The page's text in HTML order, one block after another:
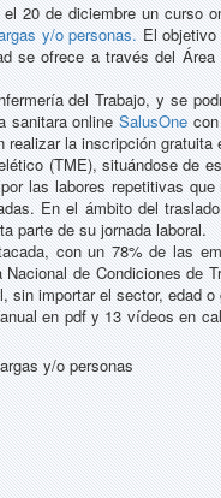
20 de diciembre un curso
y/o personas. El
se ofrece a través del
del Trabajo, y se
sanitara onlineSalusOne
realizar la inscripción gratuita
(TME), situándose de
las labores repetitivas
En el ámbito del
parte de su jornada laboral.
con un 78% de las
de Condiciones de
sin importar el sector, edad o
en pdf y 13 vídeos en
y/o personas